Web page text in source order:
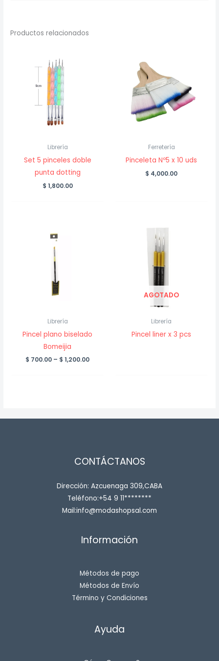
Productos relacionados
Librería
Set 5 pinceles doble
punta dotting
$ 1,800.00
Ferretería
Pinceleta Nº5 x 10 uds
$ 4,000.00
Librería
Pincel plano biselado
Bomeijia
$ 700.00 – $ 1,200.00Price
AGOTADO
Librería
Pincel liner x 3 pcs
CONTÁCTANOS
Dirección: Azcuenaga 309,CABA
Teléfono:+54 9 11********
Mail:info@modashopsal.com
Información
Métodos de pago
Métodos de Envío
Término y Condiciones
Ayuda